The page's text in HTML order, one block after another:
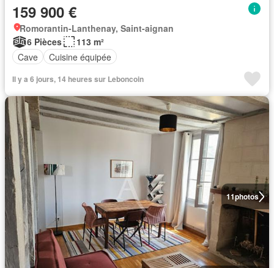
159 900 €
Romorantin-Lanthenay, Saint-aignan
6 Pièces
113 m²
Cave
Cuisine équipée
Il y a 6 jours, 14 heures sur Leboncoin
11photos